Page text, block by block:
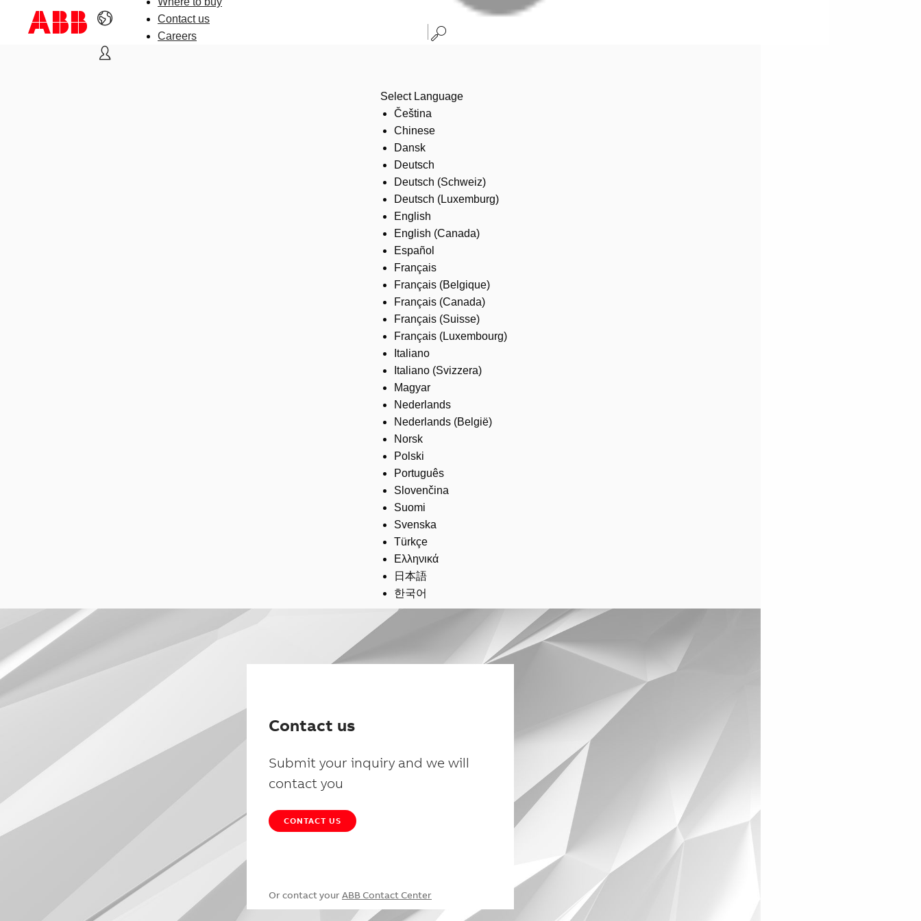
Contact us
Careers
Select Language
Čeština
Chinese
Dansk
Deutsch
Deutsch (Schweiz)
Deutsch (Luxemburg)
English
English (Canada)
Español
Français
Français (Belgique)
Français (Canada)
Français (Suisse)
Français (Luxembourg)
Italiano
Italiano (Svizzera)
Magyar
Nederlands
Nederlands (België)
Norsk
Polski
Português
Slovenčina
Suomi
Svenska
Türkçe
Ελληνικά
日本語
한국어
Contact us
Submit your inquiry and we will
contact you
CONTACT US
Or contact your ABB Contact Center